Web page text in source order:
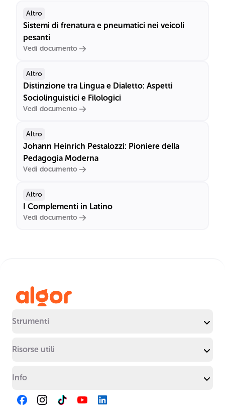
Altro
Sistemi di frenatura e pneumatici nei veicoli
pesanti
Vedi documento
Altro
Distinzione tra Lingua e Dialetto: Aspetti
Sociolinguistici e Filologici
Vedi documento
Altro
Johann Heinrich Pestalozzi: Pioniere della
Pedagogia Moderna
Vedi documento
Altro
I Complementi in Latino
Vedi documento
Strumenti
Risorse utili
Info